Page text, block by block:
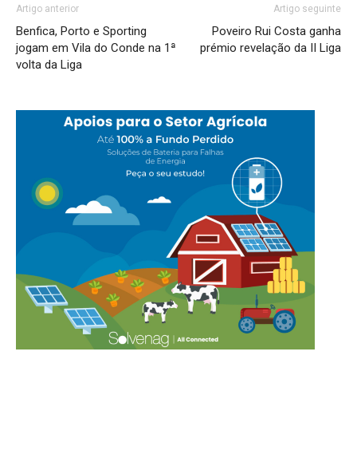
Artigo anterior
Benfica, Porto e Sporting
jogam em Vila do Conde na 1ª
volta da Liga
Artigo seguinte
Poveiro Rui Costa ganha
prémio revelação da II Liga